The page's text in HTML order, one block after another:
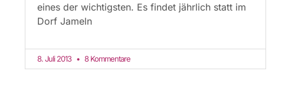
eines der wichtigsten. Es findet jährlich statt im
Dorf Jameln
8. Juli 2013 8 Kommentare